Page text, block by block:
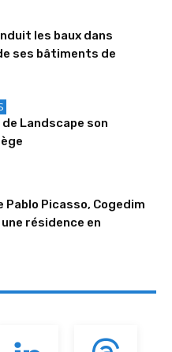
les baux dans
ses bâtiments de
Landscape son
Pablo Picasso, Cogedim
une résidence en